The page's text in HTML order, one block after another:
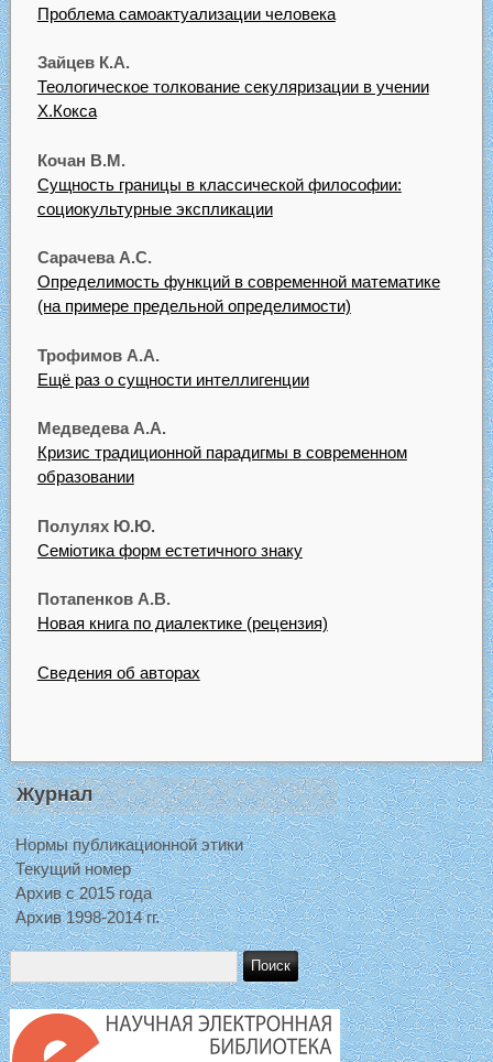
Проблема самоактуализации человека
Зайцев К.А.
Теологическое толкование секуляризации в учении
X.Кокса
Кочан В.М.
Сущность границы в классической философии:
социокультурные экспликации
Сарачева A.C.
Определимость функций в современной математике
(на примере предельной определимости)
Трофимов A.A.
Ещё раз о сущности интеллигенции
Медведева А.А.
Кризис традиционной парадигмы в современном
образовании
Полулях Ю.Ю.
Семіотика форм естетичного знаку
Потапенков A.B.
Новая книга по диалектике (рецензия)
Сведения об авторах
Журнал
Нормы публикационной этики
Текущий номер
Архив с 2015 года
Архив 1998-2014 гг.